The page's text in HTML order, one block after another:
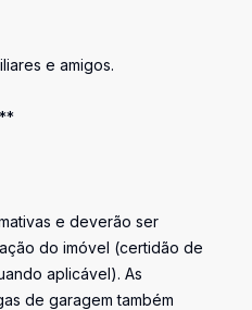
e amigos.
e deverão ser
do imóvel (certidão de
aplicável). As
de garagem também